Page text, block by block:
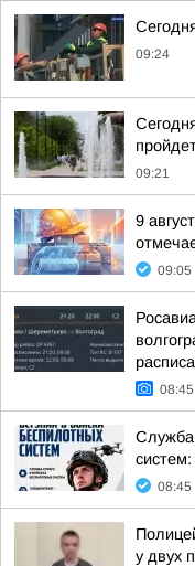
09:24
09:21
9
09:05
08:45
Служба
систем:
08:45
у двух